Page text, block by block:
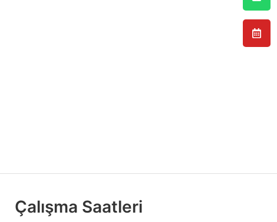
Çalışma Saatleri